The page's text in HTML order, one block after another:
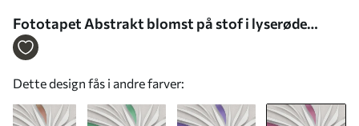
Fototapet Abstrakt blomst på stof i lyserøde
farver Nr. u06452v4
Dette design fås i andre farver: